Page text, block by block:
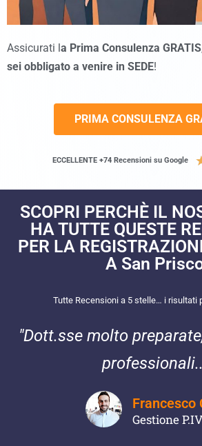
Assicurati la Prima Consulenza GRATIS
sei obbligato a venire in SEDE!
PRIMA CONSULENZA
ECCELLENTE +74 Recensioni su Google
SCOPRI PERCHÈ IL
HA TUTTE QUESTE
PER LA
A San
Tutte Recensioni a 5 stelle… i risultati
"Dott.sse molto
Francesco
Gestione